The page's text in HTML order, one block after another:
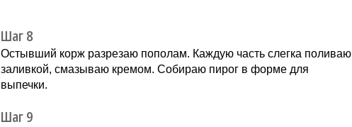
Шаг 8
Остывший корж разрезаю пополам. Каждую часть слегка поливаю
заливкой, смазываю кремом. Собираю пирог в форме для
выпечки.
Шаг 9